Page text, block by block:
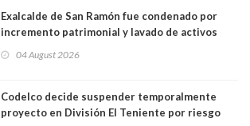
Exalcalde de San Ramón fue condenado por
incremento patrimonial y lavado de activos
04 August 2026
Codelco decide suspender temporalmente
proyecto en División El Teniente por riesgo